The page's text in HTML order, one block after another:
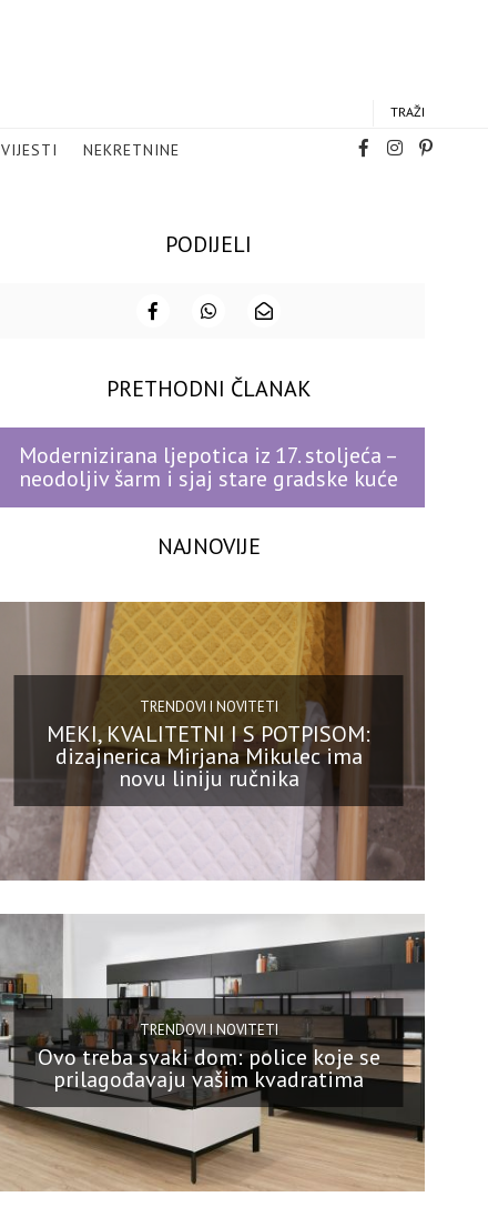
TRAŽI
VIJESTI NEKRETNINE
PODIJELI
PRETHODNI ČLANAK
Modernizirana ljepotica iz 17. stoljeća –
neodoljiv šarm i sjaj stare gradske kuće
NAJNOVIJE
TRENDOVI I NOVITETI
MEKI, KVALITETNI I S POTPISOM:
dizajnerica Mirjana Mikulec ima
novu liniju ručnika
TRENDOVI I NOVITETI
Ovo treba svaki dom: police koje se
prilagođavaju vašim kvadratima